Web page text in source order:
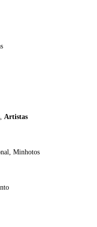
Artistas
Minhotos